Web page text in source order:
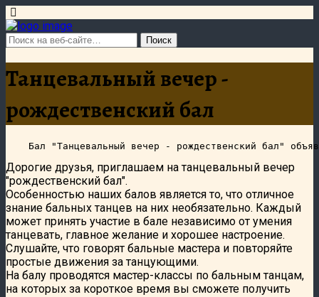
Танцевальный вечер -
рождественский бал
Дорогие друзья, приглашаем на танцевальный вечер
"рождественский бал".
Особенностью наших балов является то, что отличное
знание бальных танцев на них необязательно. Каждый
может принять участие в бале независимо от умения
танцевать, главное желание и хорошее настроение.
Слушайте, что говорят бальные мастера и повторяйте
простые движения за танцующими.
На балу проводятся мастер-классы по бальным танцам,
на которых за короткое время вы сможете получить